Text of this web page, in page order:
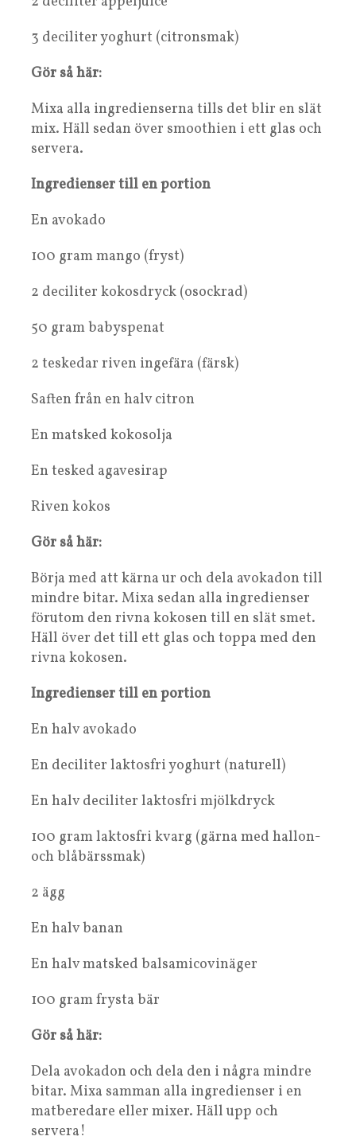
3 deciliter yoghurt (citronsmak)
Gör så här:
Mixa alla ingredienserna tills det blir en slät
mix. Häll sedan över smoothien i ett glas och
servera.
Ingredienser till en portion
En avokado
100 gram mango (fryst)
2 deciliter kokosdryck (osockrad)
50 gram babyspenat
2 teskedar riven ingefära (färsk)
Saften från en halv citron
En matsked kokosolja
En tesked agavesirap
Riven kokos
Gör så här:
Börja med att kärna ur och dela avokadon till
mindre bitar. Mixa sedan alla ingredienser
förutom den rivna kokosen till en slät smet.
Häll över det till ett glas och toppa med den
rivna kokosen.
Ingredienser till en portion
En halv avokado
En deciliter laktosfri yoghurt (naturell)
En halv deciliter laktosfri mjölkdryck
100 gram laktosfri kvarg (gärna med hallon-
och blåbärssmak)
2 ägg
En halv banan
En halv matsked balsamicovinäger
100 gram frysta bär
Gör så här:
Dela avokadon och dela den i några mindre
bitar. Mixa samman alla ingredienser i en
matberedare eller mixer. Häll upp och
servera!